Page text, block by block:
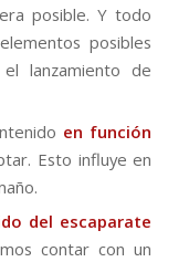
posible. Y todo
posibles
lanzamiento de
en función
Esto influye en
del escaparate
contar con un